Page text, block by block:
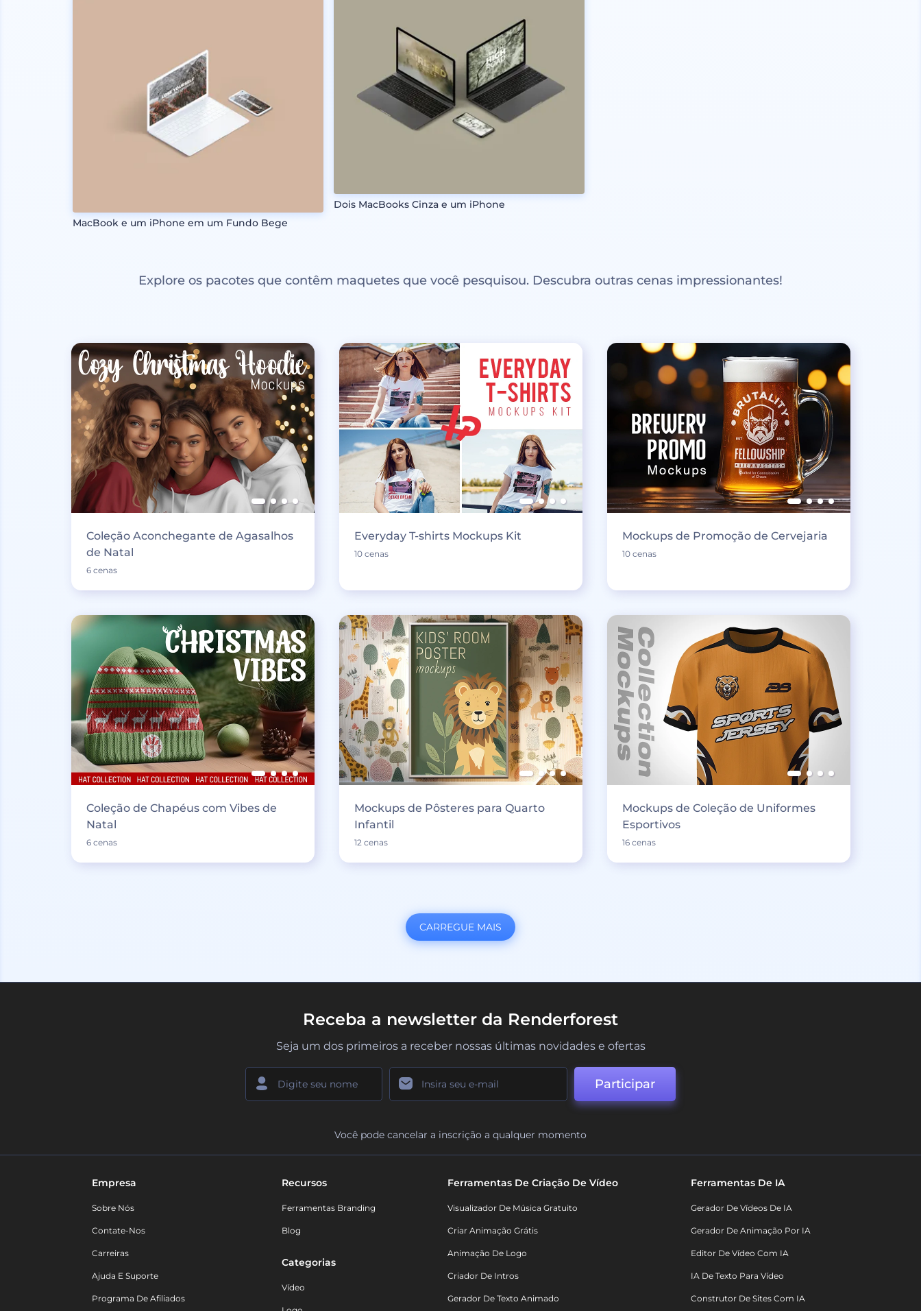
MacBook e um iPhone em um Fundo Bege
Dois MacBooks Cinza e um iPhone
Explore os pacotes que contêm maquetes que você pesquisou. Descubra outras cenas impressionantes!
Coleção Aconchegante de Agasalhos
de Natal
6 cenas
Everyday T-shirts Mockups Kit
10 cenas
Mockups de Promoção de Cervejaria
10 cenas
Coleção de Chapéus com Vibes de
Natal
6 cenas
Mockups de Pôsteres para Quarto
Infantil
12 cenas
Mockups de Coleção de Uniformes
Esportivos
16 cenas
CARREGUE MAIS
Receba a newsletter da Renderforest
Seja um dos primeiros a receber nossas últimas novidades e ofertas
Participar
Você pode cancelar a inscrição a qualquer momento
Empresa
Sobre Nós
Contate-Nos
Carreiras
Ajuda E Suporte
Programa De Afiliados
Recursos
Ferramentas Branding
Blog
Categorias
Vídeo
Ferramentas De Criação De Vídeo
Visualizador De Música Gratuito
Criar Animação Grátis
Animação De Logo
Criador De Intros
Gerador De Texto Animado
Ferramentas De IA
Gerador De Vídeos De IA
Gerador De Animação Por IA
Editor De Vídeo Com IA
IA De Texto Para Vídeo
Construtor De Sites Com IA